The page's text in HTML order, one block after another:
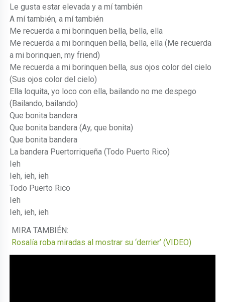
Le gusta estar elevada y a mí también
A mí también, a mí también
Me recuerda a mi borinquen bella, bella, ella
Me recuerda a mi borinquen bella, bella, ella (Me recuerda
a mi borinquen, my friend)
Me recuerda a mi borinquen bella, sus ojos color del cielo
(Sus ojos color del cielo)
Ella loquita, yo loco con ella, bailando no me despego
(Bailando, bailando)
Que bonita bandera
Que bonita bandera (Ay, que bonita)
Que bonita bandera
La bandera Puertorriqueña (Todo Puerto Rico)
Ieh
Ieh, ieh, ieh
Todo Puerto Rico
Ieh
Ieh, ieh, ieh
MIRA TAMBIÉN:
Rosalía roba miradas al mostrar su ‘derrier’ (VIDEO)